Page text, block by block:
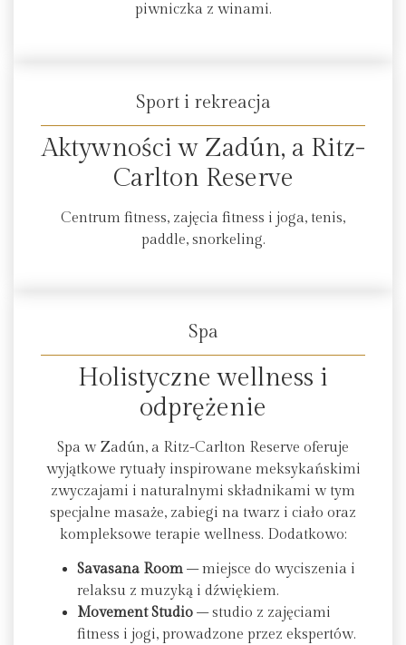
piwniczka z winami.
Sport i rekreacja
Aktywności w Zadún, a Ritz-
Carlton Reserve
Centrum fitness, zajęcia fitness i joga, tenis,
paddle, snorkeling.
Spa
Holistyczne wellness i
odprężenie
Spa w Zadún, a Ritz-Carlton Reserve oferuje
wyjątkowe rytuały inspirowane meksykańskimi
zwyczajami i naturalnymi składnikami w tym
specjalne masaże, zabiegi na twarz i ciało oraz
kompleksowe terapie wellness. Dodatkowo:
Savasana Room – miejsce do wyciszenia i
relaksu z muzyką i dźwiękiem.
Movement Studio – studio z zajęciami
fitness i jogi, prowadzone przez ekspertów.